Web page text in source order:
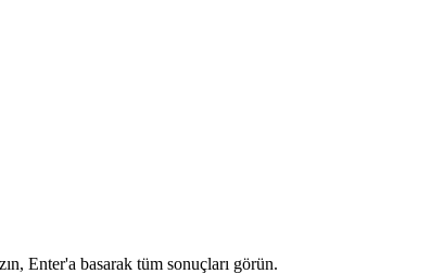
Enter'a basarak tüm sonuçları görün.